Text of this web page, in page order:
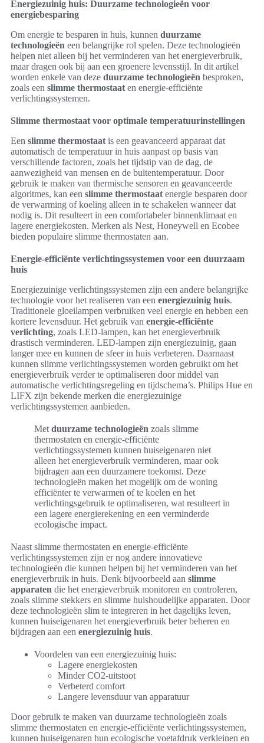
Energiezuinig huis: Duurzame technologieën voor
energiebesparing
Om energie te besparen in huis, kunnen duurzame
technologieën een belangrijke rol spelen. Deze technologieën
helpen niet alleen bij het verminderen van het energieverbruik,
maar dragen ook bij aan een groenere levensstijl. In dit artikel
worden enkele van deze duurzame technologieën besproken,
zoals een slimme thermostaat en energie-efficiënte
verlichtingssystemen.
Slimme thermostaat voor optimale temperatuurinstellingen
Een slimme thermostaat is een geavanceerd apparaat dat
automatisch de temperatuur in huis aanpast op basis van
verschillende factoren, zoals het tijdstip van de dag, de
aanwezigheid van mensen en de buitentemperatuur. Door
gebruik te maken van thermische sensoren en geavanceerde
algoritmes, kan een slimme thermostaat energie besparen door
de verwarming of koeling alleen in te schakelen wanneer dat
nodig is. Dit resulteert in een comfortabeler binnenklimaat en
lagere energiekosten. Merken als Nest, Honeywell en Ecobee
bieden populaire slimme thermostaten aan.
Energie-efficiënte verlichtingssystemen voor een duurzaam
huis
Energiezuinige verlichtingssystemen zijn een andere belangrijke
technologie voor het realiseren van een energiezuinig huis.
Traditionele gloeilampen verbruiken veel energie en hebben een
kortere levensduur. Het gebruik van energie-efficiënte
verlichting, zoals LED-lampen, kan het energieverbruik
drastisch verminderen. LED-lampen zijn energiezuinig, gaan
langer mee en kunnen de sfeer in huis verbeteren. Daarnaast
kunnen slimme verlichtingssystemen worden gebruikt om het
energieverbruik verder te optimaliseren door middel van
automatische verlichtingsregeling en tijdschema’s. Philips Hue en
LIFX zijn bekende merken die energiezuinige
verlichtingssystemen aanbieden.
Met duurzame technologieën zoals slimme
thermostaten en energie-efficiënte
verlichtingssystemen kunnen huiseigenaren niet
alleen het energieverbruik verminderen, maar ook
bijdragen aan een duurzamere toekomst. Deze
technologieën maken het mogelijk om de woning
efficiënter te verwarmen of te koelen en het
verlichtingsgebruik te optimaliseren, wat resulteert in
een lagere energierekening en een verminderde
ecologische impact.
Naast slimme thermostaten en energie-efficiënte
verlichtingssystemen zijn er nog andere innovatieve
technologieën die kunnen helpen bij het verminderen van het
energieverbruik in huis. Denk bijvoorbeeld aan slimme
apparaten die het energieverbruik monitoren en controleren,
zoals slimme stekkers en slimme huishoudelijke apparaten. Door
deze technologieën slim te integreren in het dagelijks leven,
kunnen huiseigenaren het energieverbruik beter beheren en
bijdragen aan een energiezuinig huis.
Voordelen van een energiezuinig huis:
Lagere energiekosten
Minder CO2-uitstoot
Verbeterd comfort
Langere levensduur van apparatuur
Door gebruik te maken van duurzame technologieën zoals
slimme thermostaten en energie-efficiënte verlichtingssystemen,
kunnen huiseigenaren hun ecologische voetafdruk verkleinen en